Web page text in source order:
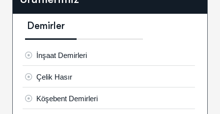
Demirler
İnşaat Demirleri
Çelik Hasır
Köşebent Demirleri